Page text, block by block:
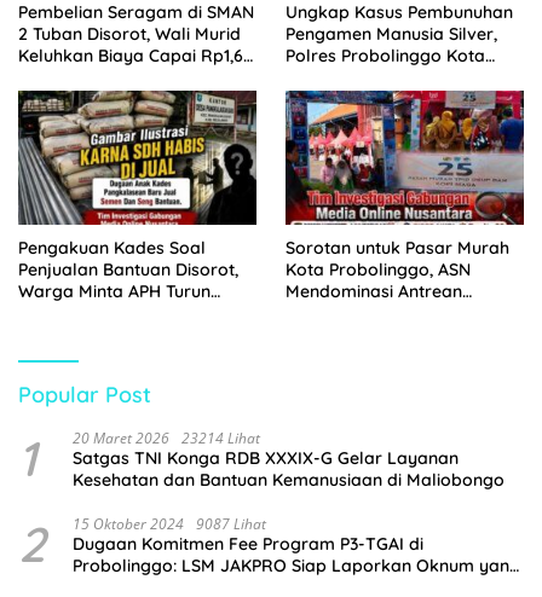
Pembelian Seragam di SMAN
2 Tuban Disorot, Wali Murid
Keluhkan Biaya Capai Rp1,6
Ungkap Kasus Pembunuhan
Pengamen Manusia Silver,
Polres Probolinggo Kota
Pengakuan Kades Soal
Penjualan Bantuan Disorot,
Warga Minta APH Turun
Sorotan untuk Pasar Murah
Kota Probolinggo, ASN
Mendominasi Antrean
Popular Post
1 20 Maret 2026 23214 Lihat
Satgas TNI Konga RDB XXXIX-G Gelar Layanan
Kesehatan dan Bantuan Kemanusiaan di Maliobongo
2 15 Oktober 2024 9087 Lihat
Dugaan Komitmen Fee Program P3-TGAI di
Probolinggo: LSM JAKPRO Siap Laporkan Oknum yang